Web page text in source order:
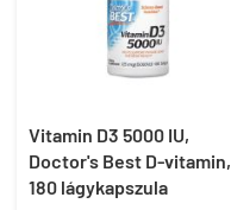
Vitamin D3 5000 IU,
Doctor's Best D-vitamin,
180 lágykapszula